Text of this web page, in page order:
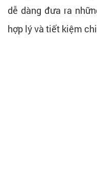
dễ dàng đưa ra
hợp lý và tiết kiệm